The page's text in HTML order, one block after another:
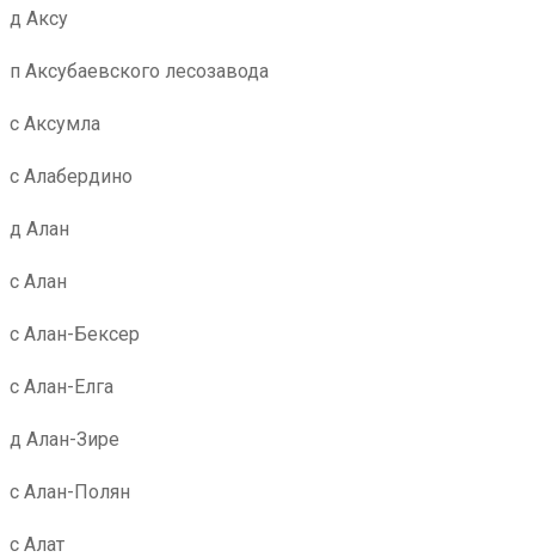
д Аксу
п Аксубаевского лесозавода
с Аксумла
с Алабердино
д Алан
с Алан
с Алан-Бексер
с Алан-Елга
д Алан-Зире
с Алан-Полян
с Алат